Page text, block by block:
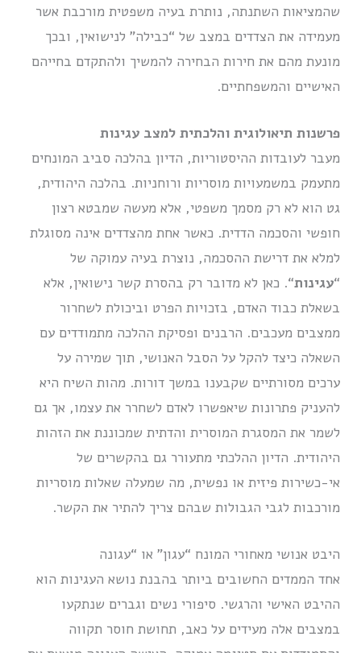
שהמציאות השתנתה, נותרת בעיה משפטית מורכבת אשר
מעמידה את הצדדים במצב של “כבילה” לנישואין, ובכך
מונעת מהם את חירות הבחירה להמשיך ולהתקדם בחייהם
האישיים והמשפחתיים.
פרשנות תיאולוגית והלכתית למצב עגינות
מעבר לעובדות ההיסטוריות, הדיון בהלכה סביב המונחים
מתעמק במשמעויות מוסריות ורוחניות. בהלכה היהודית,
גט הוא לא רק מסמך משפטי, אלא מעשה שמבטא רצון
חופשי והסכמה הדדית. כאשר אחת מהצדדים אינה מסוגלת
למלא את דרישת ההסכמה, נוצרת בעיה עמוקה של
“עגינות“. כאן לא מדובר רק בהסרת קשר נישואין, אלא
בשאלת כבוד האדם, בזכויות הפרט וביכולת לשחרור
ממצבים מעכבים. הרבנים ופסיקת ההלכה מתמודדים עם
השאלה כיצד להקל על הסבל האנושי, תוך שמירה על
ערכים מסורתיים שקבענו במשך דורות. מהות השיח היא
להעניק פתרונות שיאפשרו לאדם לשחרר את עצמו, אך גם
לשמר את המסגרת המוסרית והדתית שמכוננת את הזהות
היהודית. הדיון ההלכתי מתעורר גם בהקשרים של
אי-כשירות פיזית או נפשית, מה שמעלה שאלות מוסריות
מורכבות לגבי הגבולות שבהם צריך להתיר את הקשר.
היבט אנושי מאחורי המונח “עגון” או “עגונה
אחד הממדים החשובים ביותר בהבנת נושא העגינות הוא
ההיבט האישי והרגשי. סיפורי נשים וגברים שנתקעו
במצבים אלה מעידים על כאב, תחושת חוסר תקווה